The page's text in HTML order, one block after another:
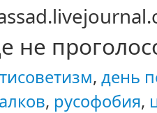
не
, день
, русофобия,